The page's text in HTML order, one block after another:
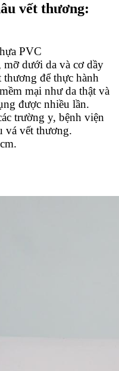
vết thương:
PVC
dưới da và cơ dầy
thương để thực hành
mại như da thật và
được nhiều lần.
trường y, bệnh viện
vá vết thương.